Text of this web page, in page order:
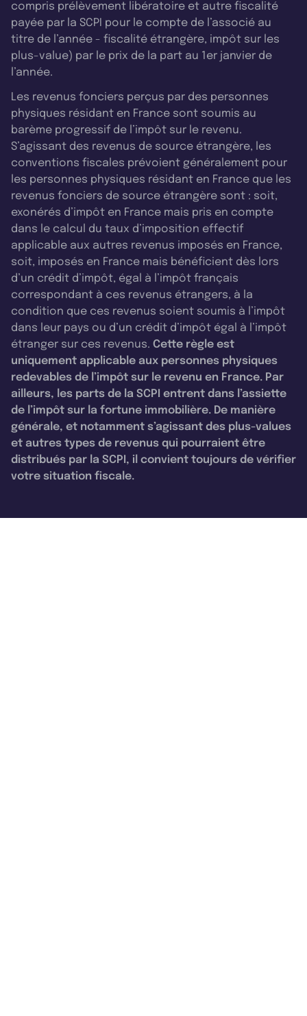
compris prélèvement libératoire et autre fiscalité
payée par la SCPI pour le compte de l’associé au
titre de l’année - fiscalité étrangère, impôt sur les
plus-value) par le prix de la part au 1er janvier de
l’année.
Les revenus fonciers perçus par des personnes
physiques résidant en France sont soumis au
barème progressif de l’impôt sur le revenu.
S’agissant des revenus de source étrangère, les
conventions fiscales prévoient généralement pour
les personnes physiques résidant en France que les
revenus fonciers de source étrangère sont : soit,
exonérés d’impôt en France mais pris en compte
dans le calcul du taux d’imposition effectif
applicable aux autres revenus imposés en France,
soit, imposés en France mais bénéficient dès lors
d’un crédit d’impôt, égal à l’impôt français
correspondant à ces revenus étrangers, à la
condition que ces revenus soient soumis à l’impôt
dans leur pays ou d’un crédit d’impôt égal à l’impôt
étranger sur ces revenus. Cette règle est
uniquement applicable aux personnes physiques
redevables de l’impôt sur le revenu en France. Par
ailleurs, les parts de la SCPI entrent dans l’assiette
de l’impôt sur la fortune immobilière. De manière
générale, et notamment s’agissant des plus-values
et autres types de revenus qui pourraient être
distribués par la SCPI, il convient toujours de vérifier
votre situation fiscale.